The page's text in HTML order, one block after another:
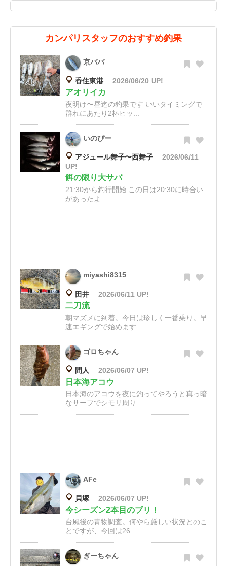
カンパリスタッフのおすすめ釣果
京パパ
香住東港 2026/06/20 UP!
アオリイカ
夜明け〜昼迄の釣果です いいタイミングで
群れにあたり2杯ヒッ...
いのぴー
アジュール舞子〜西舞子
2026/06/11
UP!
餌の限り大サバ
21:30から釣行開始 この日は20:30に時合い
があったよ...
miyashi8315
田井 2026/06/11 UP!
二刀流
朝マズメに到着。今日は珍しく一番乗り。早
速エギングで始めます...
ゴロちゃん
間人 2026/06/07 UP!
日本海アコウ
日本海のアコウを夜に釣ってやろうと真っ暗
なサーフでシモリ周り...
AFe
貝塚 2026/06/07 UP!
今シーズン2本目のブリ！
台風後の青物調査。何やら厳しい状況とのこ
とですが、今回は26...
ぎーちゃん